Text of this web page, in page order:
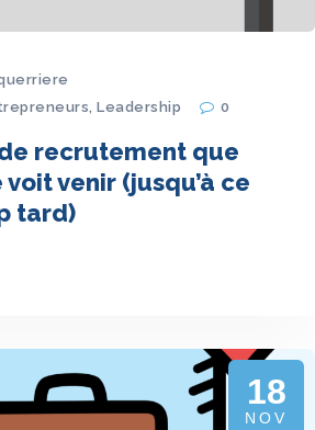
,Leadership 0
recrutement que
venir (jusqu’à ce
tard)
18
NOV